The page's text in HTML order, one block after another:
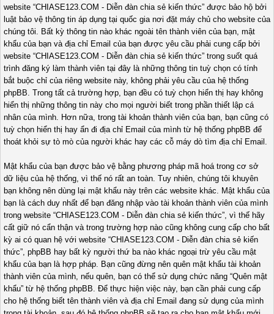
website “CHIASE123.COM - Diễn đàn chia sẻ kiến thức” được bảo hộ bởi
luật bảo vệ thông tin áp dụng tại quốc gia nơi đặt máy chủ cho website của
chúng tôi. Bất kỳ thông tin nào khác ngoài tên thành viên của bạn, mật
khẩu của bạn và địa chỉ Email của bạn được yêu cầu phải cung cấp bởi
website “CHIASE123.COM - Diễn đàn chia sẻ kiến thức” trong suốt quá
trình đăng ký làm thành viên tại đây là những thông tin tuỳ chọn có tính
bắt buộc chỉ của riêng website này, không phải yêu cầu của hệ thống
phpBB. Trong tất cả trường hợp, bạn đều có tuỳ chọn hiển thị hay không
hiển thị những thông tin này cho mọi người biết trong phần thiết lập cá
nhân của mình. Hơn nữa, trong tài khoản thành viên của bạn, bạn cũng có
tuỳ chọn hiển thị hay ẩn đi địa chỉ Email của mình từ hệ thống phpBB để
thoát khỏi sự tò mò của người khác hay các cỗ máy dò tìm địa chỉ Email.
Mật khẩu của bạn được bảo vệ bằng phương pháp mã hoá trong cơ sở
dữ liệu của hệ thống, vì thế nó rất an toàn. Tuy nhiên, chúng tôi khuyên
bạn không nên dùng lại mật khẩu này trên các website khác. Mật khẩu của
bạn là cách duy nhất để bạn đăng nhập vào tài khoản thành viên của mình
trong website “CHIASE123.COM - Diễn đàn chia sẻ kiến thức”, vì thế hãy
cất giữ nó cẩn thận và trong trường hợp nào cũng không cung cấp cho bất
kỳ ai có quan hệ với website “CHIASE123.COM - Diễn đàn chia sẻ kiến
thức”, phpBB hay bất kỳ người thứ ba nào khác ngoại trừ yêu cầu mật
khẩu của bạn là hợp pháp. Bạn cũng đừng nên quên mật khẩu tài khoản
thành viên của mình, nếu quên, bạn có thể sử dụng chức năng “Quên mật
khẩu” từ hệ thống phpBB. Để thực hiện việc này, bạn cần phải cung cấp
cho hệ thống biết tên thành viên và địa chỉ Email đang sử dụng của mình